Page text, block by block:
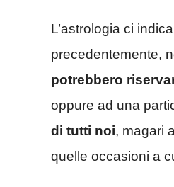
L’astrologia ci
precedentemente,
potrebbero
oppure ad una
di tutti noi, magari
quelle occasioni a